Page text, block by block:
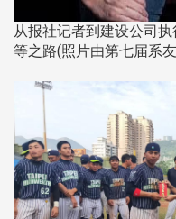
从报社记者到建设公司
等之路(照片由第七届系